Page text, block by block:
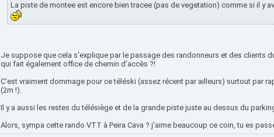
La piste de montee est encore bien tracee (pas de vegetation) comme si il y
Je suppose que cela s'explique par le passage des randonneurs et des clients
qui fait également office de chemin d'accès ?!
C'est vraiment dommage pour ce téléski (assez récent par ailleurs) surtout par
(2m !).
Il y a aussi les restes du télésiège et de la grande piste juste au dessus du
Alors, sympa cette rando VTT à Peira Cava ? j'aime beaucoup ce coin, tu es